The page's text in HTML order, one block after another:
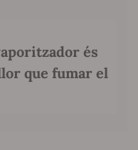
és
que fumar el